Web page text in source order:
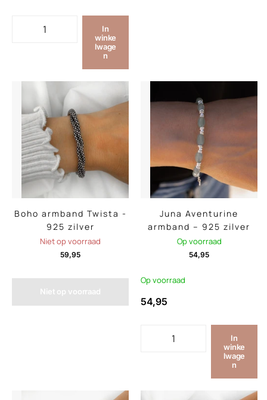
In
winke
lwage
n
Boho armband Twista -
925 zilver
Niet op voorraad
59,95
Niet op voorraad
Juna Aventurine
armband – 925 zilver
Op voorraad
54,95
Op voorraad
54,95
In
winke
lwage
n